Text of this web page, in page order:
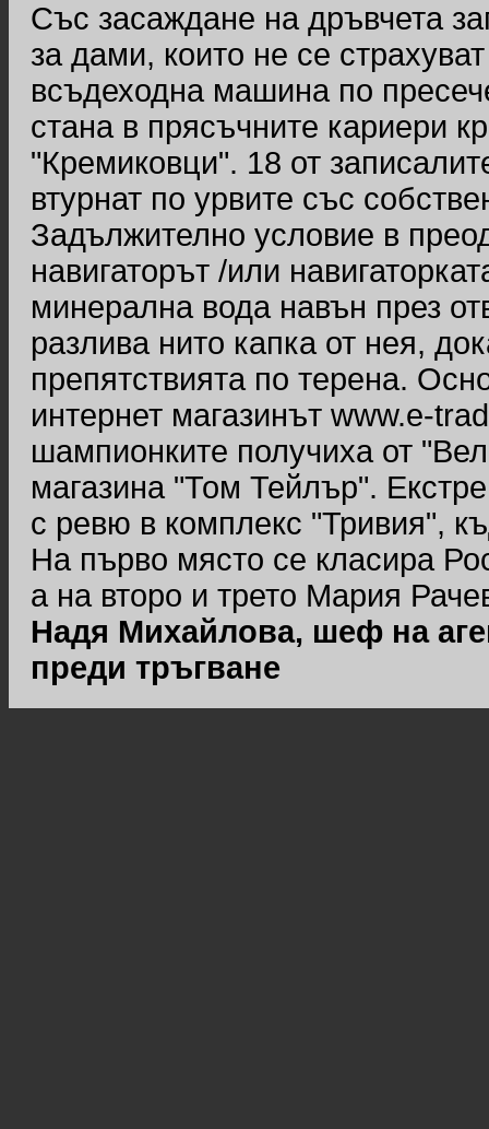
Със засаждане на дръвчета
за дами, които не се
всъдеходна машина по
стана в прясъчните кариери
"Кремиковци". 18 от
втурнат по урвите със
Задължително условие в
навигаторът /или
минерална вода навън през
разлива нито капка от нея,
препятствията по терена.
интернет магазинът www.e-
шампионките получиха от
магазина "Том Тейлър".
с ревю в комплекс "Тривия",
На първо място се класира
а на второ и трето Мария
Надя Михайлова, шеф на
преди тръгване